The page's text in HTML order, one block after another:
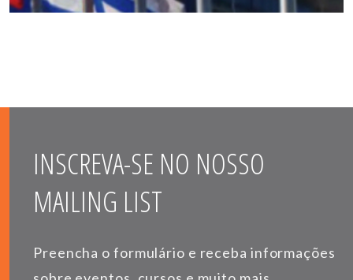
INSCREVA-SE NO NOSSO
MAILING LIST
Preencha o formulário e receba informações